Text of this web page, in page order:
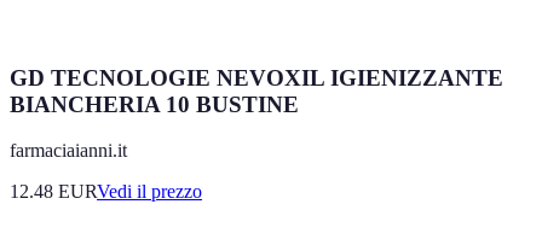
GD TECNOLOGIE NEVOXIL IGIENIZZANTE
BIANCHERIA 10 BUSTINE
farmaciaianni.it
12.48 EURVedi il prezzo